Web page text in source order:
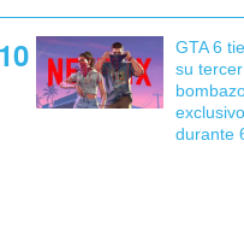
GTA 6
su
durante